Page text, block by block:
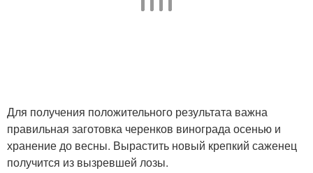
Для получения положительного результата важна
правильная заготовка черенков винограда осенью и
хранение до весны. Вырастить новый крепкий саженец
получится из вызревшей лозы.